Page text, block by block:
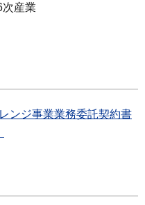
産業
ンジ事業業務委託契約書